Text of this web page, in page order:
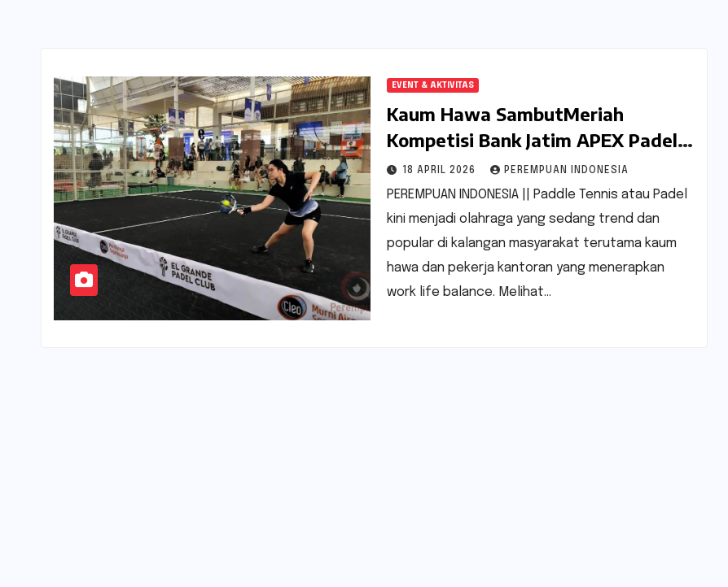
EVENT & AKTIVITAS
Kaum Hawa SambutMeriah
Kompetisi Bank Jatim APEX Padel
League 2026
18 APRIL 2026 PEREMPUAN INDONESIA
PEREMPUAN INDONESIA || Paddle Tennis atau Padel
kini menjadi olahraga yang sedang trend dan
popular di kalangan masyarakat terutama kaum
hawa dan pekerja kantoran yang menerapkan
work life balance. Melihat…